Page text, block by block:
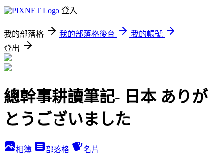
登入
我的部落格 我的部落格後台
我的帳號
登出
總幹事耕讀筆記- 日本 ありが
とうございました
相簿 部落格 名片